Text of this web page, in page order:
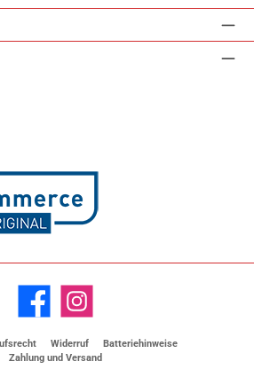
Facebook Instagram
Widerruf
Batteriehinweise
Zahlung und Versand